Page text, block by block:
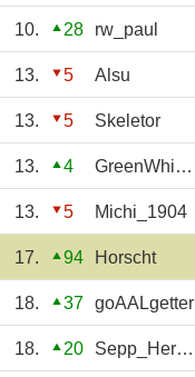
10. 28 rw_paul
13. 5 Alsu
13. 5 Skeletor
13. 4 GreenWhitePower
13. 5 Michi_1904
17. 94 Horscht
18. 37 goAALgetter
18. 20 Sepp_Herberger